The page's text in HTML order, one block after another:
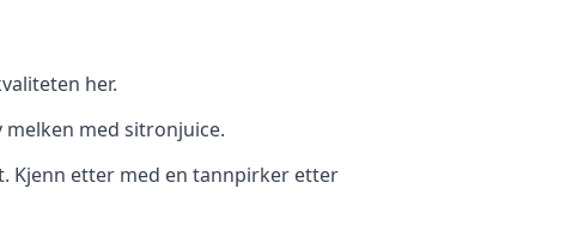
her.
med sitronjuice.
Kjenn etter med en tannpirker etter